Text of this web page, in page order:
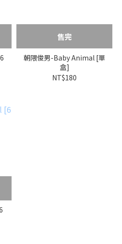
售完
朝隈俊男-Baby Animal [單
盒]
NT$180